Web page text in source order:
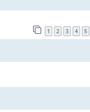
1 2 3 4 5